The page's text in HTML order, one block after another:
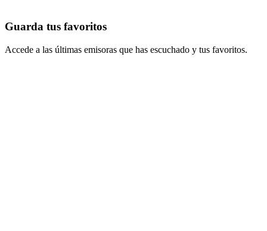
Guarda tus favoritos
Accede a las últimas emisoras que has escuchado y tus favoritos.